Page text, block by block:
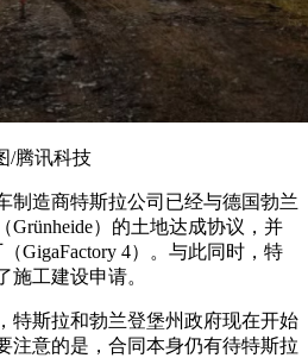
/腾讯科技
制造商特斯拉公司已经与德国勃兰
Grünheide）的土地达成协议，并
GigaFactory 4）。与此同时，特
施工建设申请。
特斯拉和勃兰登堡州政府现在开始
注意的是，合同本身仍有待特斯拉